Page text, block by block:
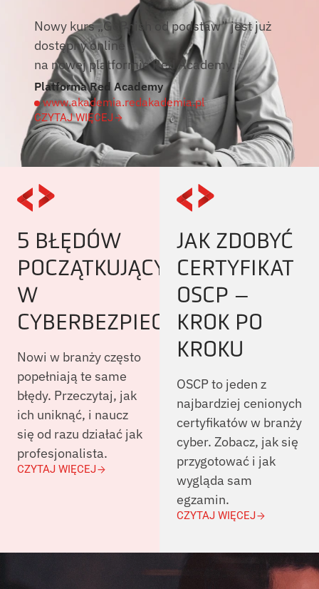
5 BŁĘDÓW
POCZĄTKUJĄCYCH
W
CYBERBEZPIECZEŃSTWIE
Nowi w branży często
popełniają te same
błędy. Przeczytaj, jak
ich uniknąć, i naucz
się od razu działać jak
profesjonalista.
CZYTAJ WIĘCEJ
JAK ZDOBYĆ
CERTYFIKAT
OSCP –
KROK PO
KROKU
OSCP to jeden z
najbardziej cenionych
certyfikatów w branży
cyber. Zobacz, jak się
przygotować i jak
wygląda sam
egzamin.
CZYTAJ WIĘCEJ
Nowy kurs „GoPhish od podstaw” jest już
dostępny online
na nowej platformie Red Academy.
Platforma Red Academy
www.akademia.redakademia.pl
CZYTAJ WIĘCEJ